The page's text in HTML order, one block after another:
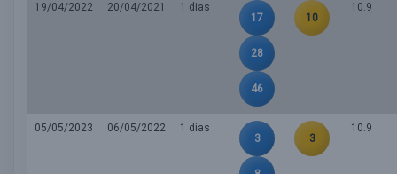
19/04/2022 20/04/2021
1 dias
17
28
46
10
10.9
05/05/2023 06/05/2022
1 dias
3
3
10.9